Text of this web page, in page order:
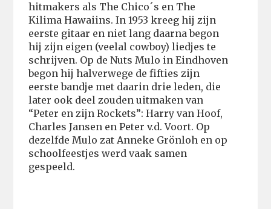
hitmakers als The Chico´s en The
Kilima Hawaiins. In 1953 kreeg hij zijn
eerste gitaar en niet lang daarna begon
hij zijn eigen (veelal cowboy) liedjes te
schrijven. Op de Nuts Mulo in Eindhoven
begon hij halverwege de fifties zijn
eerste bandje met daarin drie leden, die
later ook deel zouden uitmaken van
“Peter en zijn Rockets”: Harry van Hoof,
Charles Jansen en Peter v.d. Voort. Op
dezelfde Mulo zat Anneke Grönloh en op
schoolfeestjes werd vaak samen
gespeeld.